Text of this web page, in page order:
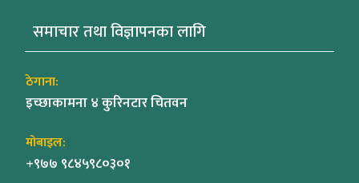
समाचार तथा विज्ञापनका लागि
ठेगाना:
इच्छाकामना ४ कुरिनटार चितवन
मोबाइल:
+९७७ ९८४५९८०३०१